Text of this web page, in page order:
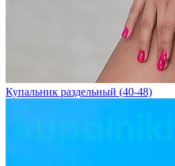
Купальник раздельный (40-48)